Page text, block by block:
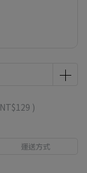
NT$129 )
運送方式